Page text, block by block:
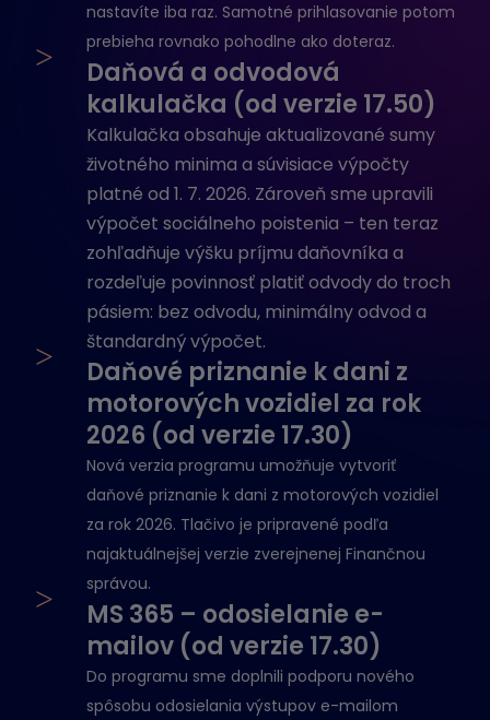
nastavíte iba raz. Samotné prihlasovanie potom
prebieha rovnako pohodlne ako doteraz.
>
Daňová a odvodová
kalkulačka (od verzie 17.50)
Kalkulačka obsahuje aktualizované sumy
životného minima a súvisiace výpočty
platné od 1. 7. 2026. Zároveň sme upravili
výpočet sociálneho poistenia – ten teraz
zohľadňuje výšku príjmu daňovníka a
rozdeľuje povinnosť platiť odvody do troch
pásiem: bez odvodu, minimálny odvod a
štandardný výpočet.
>
Daňové priznanie k dani z
motorových vozidiel za rok
2026 (od verzie 17.30)
Nová verzia programu umožňuje vytvoriť
daňové priznanie k dani z motorových vozidiel
za rok 2026. Tlačivo je pripravené podľa
najaktuálnejšej verzie zverejnenej Finančnou
správou.
>
MS 365 – odosielanie e-
mailov (od verzie 17.30)
Do programu sme doplnili podporu nového
spôsobu odosielania výstupov e-mailom